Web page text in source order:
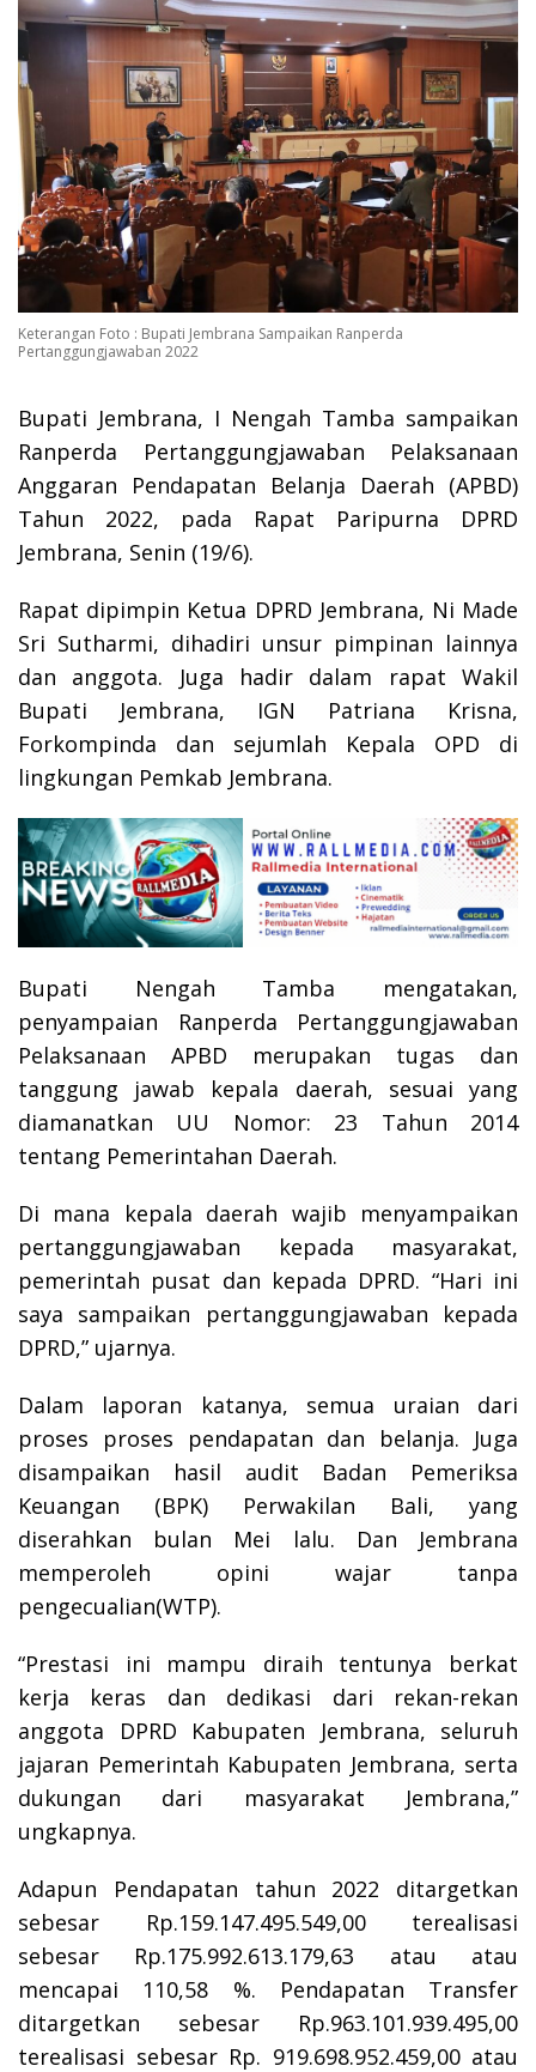
Keterangan Foto : Bupati Jembrana Sampaikan Ranperda
Pertanggungjawaban 2022
Bupati Jembrana, I Nengah Tamba sampaikan
Ranperda Pertanggungjawaban Pelaksanaan
Anggaran Pendapatan Belanja Daerah (APBD)
Tahun 2022, pada Rapat Paripurna DPRD
Jembrana, Senin (19/6).
Rapat dipimpin Ketua DPRD Jembrana, Ni Made
Sri Sutharmi, dihadiri unsur pimpinan lainnya
dan anggota. Juga hadir dalam rapat Wakil
Bupati Jembrana, IGN Patriana Krisna,
Forkompinda dan sejumlah Kepala OPD di
lingkungan Pemkab Jembrana.
Bupati Nengah Tamba mengatakan,
penyampaian Ranperda Pertanggungjawaban
Pelaksanaan APBD merupakan tugas dan
tanggung jawab kepala daerah, sesuai yang
diamanatkan UU Nomor: 23 Tahun 2014
tentang Pemerintahan Daerah.
Di mana kepala daerah wajib menyampaikan
pertanggungjawaban kepada masyarakat,
pemerintah pusat dan kepada DPRD. “Hari ini
saya sampaikan pertanggungjawaban kepada
DPRD,” ujarnya.
Dalam laporan katanya, semua uraian dari
proses proses pendapatan dan belanja. Juga
disampaikan hasil audit Badan Pemeriksa
Keuangan (BPK) Perwakilan Bali, yang
diserahkan bulan Mei lalu. Dan Jembrana
memperoleh opini wajar tanpa
pengecualian(WTP).
“Prestasi ini mampu diraih tentunya berkat
kerja keras dan dedikasi dari rekan-rekan
anggota DPRD Kabupaten Jembrana, seluruh
jajaran Pemerintah Kabupaten Jembrana, serta
dukungan dari masyarakat Jembrana,”
ungkapnya.
Adapun Pendapatan tahun 2022 ditargetkan
sebesar Rp.159.147.495.549,00 terealisasi
sebesar Rp.175.992.613.179,63 atau atau
mencapai 110,58 %. Pendapatan Transfer
ditargetkan sebesar Rp.963.101.939.495,00
terealisasi sebesar Rp. 919.698.952.459,00 atau